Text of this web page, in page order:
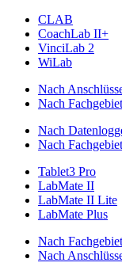
CLAB
CoachLab II+
VinciLab 2
WiLab
Nach
Nach Fachgebiet
Nach
Nach Fachgebiet
Tablet3 Pro
LabMate II
LabMate II Lite
LabMate Plus
Nach Fachgebiet
Nach